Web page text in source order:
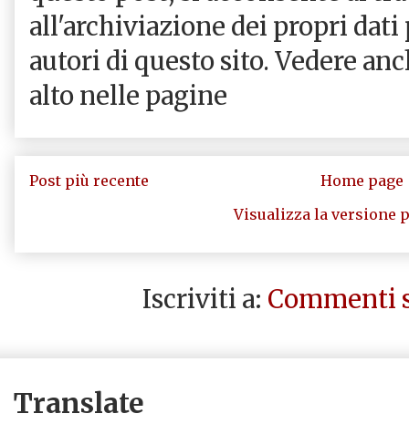
all'archiviazione dei propri dati
autori di questo sito. Vedere
alto nelle pagine
Post più recente
Home page
Visualizza la versione
Iscriviti a: Commenti
Translate